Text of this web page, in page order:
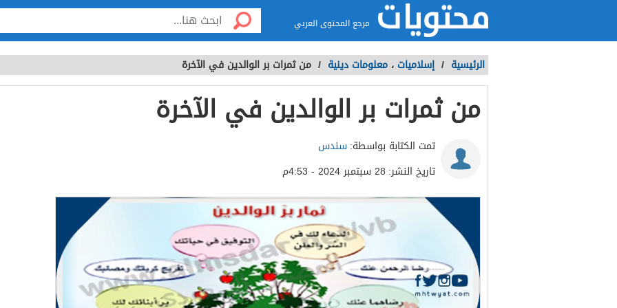
مرجع المحتوى العربي
الرئيسية / إسلاميات ، معلومات دينية / من ثمرات بر الوالدين في الآخرة
من ثمرات بر الوالدين في الآخرة
تمت الكتابة بواسطة:سندس
تاريخ النشر: 28 سبتمبر 2024 - 4:53م